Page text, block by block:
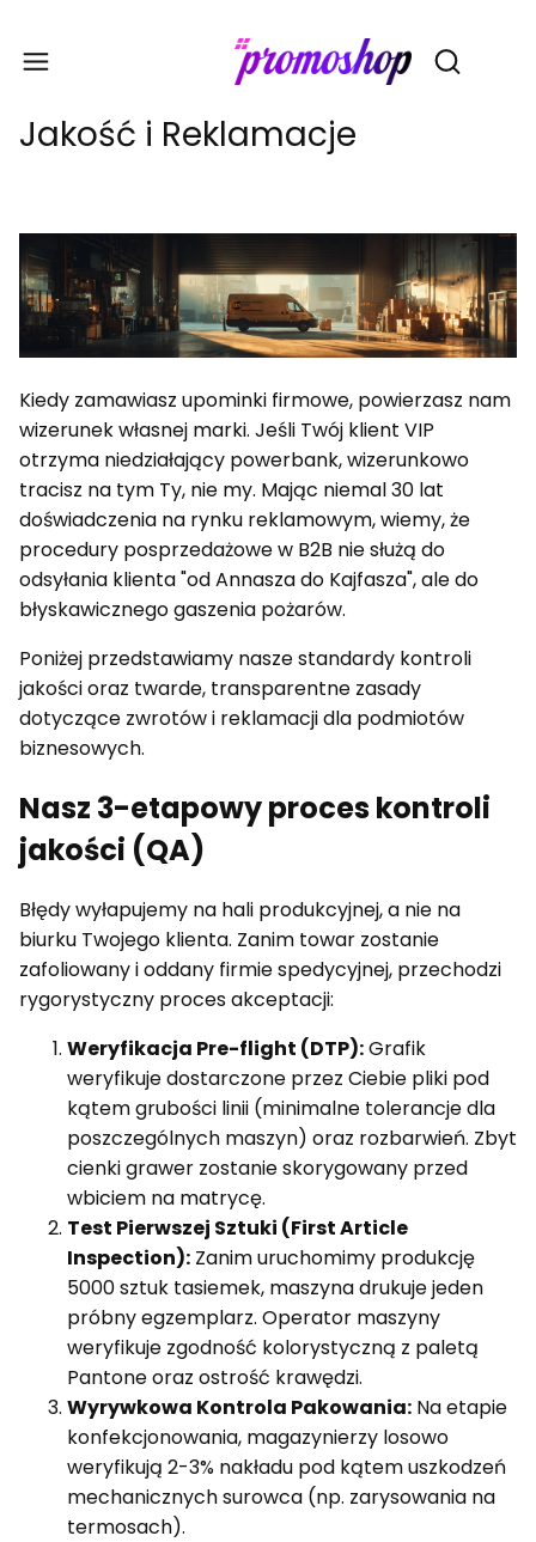
Otwórz
Jakość i Reklamacje
Kiedy zamawiasz upominki firmowe, powierzasz nam
wizerunek własnej marki. Jeśli Twój klient VIP
otrzyma niedziałający powerbank, wizerunkowo
tracisz na tym Ty, nie my. Mając niemal 30 lat
doświadczenia na rynku reklamowym, wiemy, że
procedury posprzedażowe w B2B nie służą do
odsyłania klienta "od Annasza do Kajfasza", ale do
błyskawicznego gaszenia pożarów.
Poniżej przedstawiamy nasze standardy kontroli
jakości oraz twarde, transparentne zasady
dotyczące zwrotów i reklamacji dla podmiotów
biznesowych.
Nasz 3-etapowy proces kontroli
jakości (QA)
Błędy wyłapujemy na hali produkcyjnej, a nie na
biurku Twojego klienta. Zanim towar zostanie
zafoliowany i oddany firmie spedycyjnej, przechodzi
rygorystyczny proces akceptacji:
Weryfikacja Pre-flight (DTP):Grafik
weryfikuje dostarczone przez Ciebie pliki pod
kątem grubości linii (minimalne tolerancje dla
poszczególnych maszyn) oraz rozbarwień. Zbyt
cienki grawer zostanie skorygowany przed
wbiciem na matrycę.
Test Pierwszej Sztuki (First Article
Inspection): Zanim uruchomimy produkcję
5000 sztuk tasiemek, maszyna drukuje jeden
próbny egzemplarz. Operator maszyny
weryfikuje zgodność kolorystyczną z paletą
Pantone oraz ostrość krawędzi.
Wyrywkowa Kontrola Pakowania: Na etapie
konfekcjonowania, magazynierzy losowo
weryfikują 2-3% nakładu pod kątem uszkodzeń
mechanicznych surowca (np. zarysowania na
termosach).